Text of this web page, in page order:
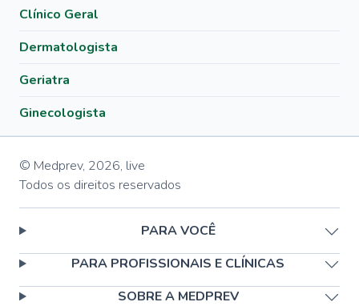
Clínico Geral
Dermatologista
Geriatra
Ginecologista
© Medprev, 2026, live
Todos os direitos reservados
PARA VOCÊ
PARA PROFISSIONAIS E CLÍNICAS
SOBRE A MEDPREV